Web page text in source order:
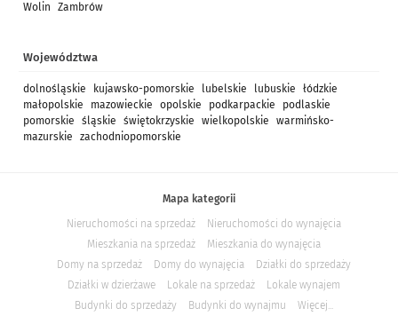
Wolin
Zambrów
Województwa
dolnośląskie kujawsko-pomorskie lubelskie lubuskie
łódzkie
małopolskie
mazowieckie opolskie podkarpackie
podlaskie
pomorskie
śląskie świętokrzyskie wielkopolskie
warmińsko-
mazurskie
zachodniopomorskie
Mapa kategorii
Nieruchomości na sprzedaż
Nieruchomości do wynajęcia
Mieszkania na sprzedaż
Mieszkania do wynajęcia
Domy na sprzedaż
Domy do wynajęcia
Działki do sprzedaży
Działki w dzierżawe
Lokale na sprzedaż
Lokale wynajem
Budynki do sprzedaży
Budynki do wynajmu Więcej...